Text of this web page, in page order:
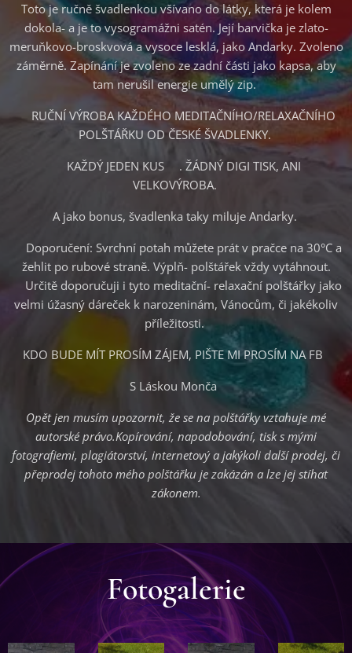
Toto je ručně švadlenkou všívano do látky, která je kolem
dokola- a je to vysogramážni satén. Její barvička je zlato-
meruňkovo-broskvová a vysoce lesklá, jako Andarky. Zvoleno
záměrně. Zapínání je zvoleno ze zadní části jako kapsa, aby
tam nerušil energie umělý zip.
♥RUČNÍ VÝROBA KAŽDÉHO MEDITAČNÍHO/RELAXAČNÍHO
POLŠTÁŘKU OD ČESKÉ ŠVADLENKY.
♥KAŽDÝ JEDEN KUS♥. ŽÁDNÝ DIGI TISK, ANI
VELKOVÝROBA.
A jako bonus, švadlenka taky miluje Andarky.
♥Doporučení: Svrchní potah můžete prát v pračce na 30°C a
žehlit po rubové straně. Výplň- polštářek vždy vytáhnout.
♥Určitě doporučuji i tyto meditační- relaxační polštářky jako
velmi úžasný dáreček k narozeninám, Vánocům, či jakékoliv
příležitosti.
♥KDO BUDE MÍT PROSÍM ZÁJEM, PIŠTE MI PROSÍM NA FB ♥
♥♥S Láskou Monča ♥ ♥
Opět jen musím upozornit, že se na polštářky vztahuje mé
autorské právo.Kopírování, napodobování, tisk s mými
fotografiemi, plagiátorství, internetový a jakýkoli další prodej, či
přeprodej tohoto mého polštářku je zakázán a lze jej stíhat
zákonem.
Fotogalerie